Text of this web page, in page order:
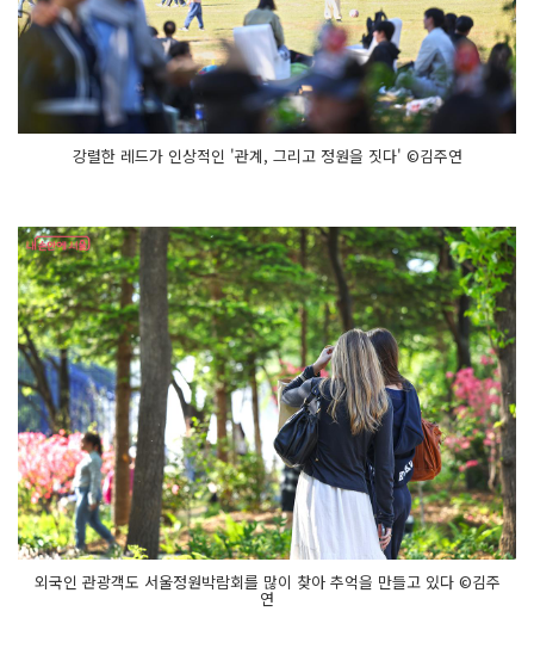
강렬한 레드가 인상적인 '관계, 그리고 정원을 짓다' ©김주연
외국인 관광객도 서울정원박람회를 많이 찾아 추억을 만들고 있다 ©김주
연